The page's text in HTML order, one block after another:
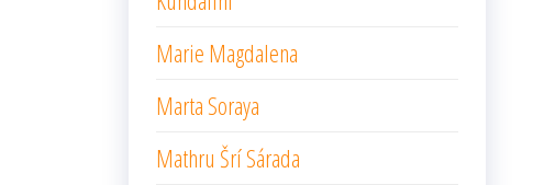
Marie Magdalena
Marta Soraya
Mathru Šrí Sárada